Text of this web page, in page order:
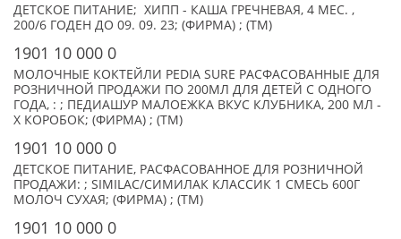
ДЕТСКОЕ ПИТАНИЕ; ХИПП - КАША ГРЕЧНЕВАЯ, 4 МЕС. ,
200/6 ГОДЕН ДО 09. 09. 23; (ФИРМА) ; (TM)
1901 10 000 0
МОЛОЧНЫЕ КОКТЕЙЛИ PEDIA SURE РАСФАСОВАННЫЕ ДЛЯ
РОЗНИЧНОЙ ПРОДАЖИ ПО 200МЛ ДЛЯ ДЕТЕЙ С ОДНОГО
ГОДА, : ; ПЕДИАШУР МАЛОЕЖКА ВКУС КЛУБНИКА, 200 МЛ -
X КОРОБОК; (ФИРМА) ; (TM)
1901 10 000 0
ДЕТСКОЕ ПИТАНИЕ, РАСФАСОВАННОЕ ДЛЯ РОЗНИЧНОЙ
ПРОДАЖИ: ; SIMILAC/СИМИЛАК КЛАССИК 1 СМЕСЬ 600Г
МОЛОЧ СУХАЯ; (ФИРМА) ; (TM)
1901 10 000 0